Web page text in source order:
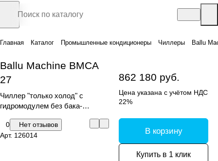
Главная Каталог Промышленные кондиционеры Чиллеры Ballu
Ballu Machine BMCA
27
Чиллер "только холод" с
гидромодулем без бака-
0
Нет отзывов
Арт. 126014
862 180 руб.
Цена указана с учётом НДС
22%
В корзину
Купить в 1 клик